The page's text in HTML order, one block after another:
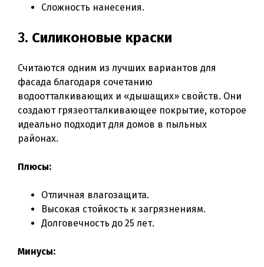
Сложность нанесения.
3. Силиконовые краски
Считаются одним из лучших вариантов для
фасада благодаря сочетанию
водоотталкивающих и «дышащих» свойств. Они
создают грязеотталкивающее покрытие, которое
идеально подходит для домов в пыльных
районах.
Плюсы:
Отличная влагозащита.
Высокая стойкость к загрязнениям.
Долговечность до 25 лет.
Минусы: